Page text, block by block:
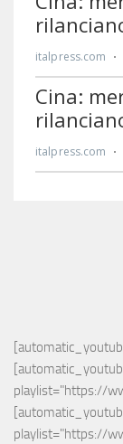
playlist="https://
playlist="https://